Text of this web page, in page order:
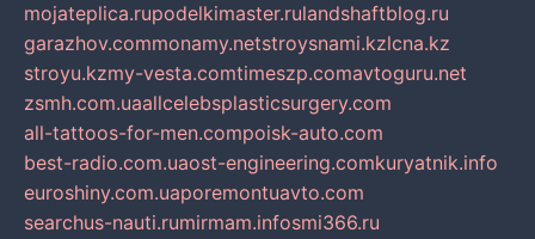
mojateplica.rupodelkimaster.rulandshaftblog.ru
garazhov.commonamy.netstroysnami.kzlcna.kz
stroyu.kzmy-vesta.comtimeszp.comavtoguru.net
zsmh.com.uaallcelebsplasticsurgery.com
all-tattoos-for-men.compoisk-auto.com
best-radio.com.uaost-engineering.comkuryatnik.info
euroshiny.com.uaporemontuavto.com
searchus-nauti.rumirmam.infosmi366.ru